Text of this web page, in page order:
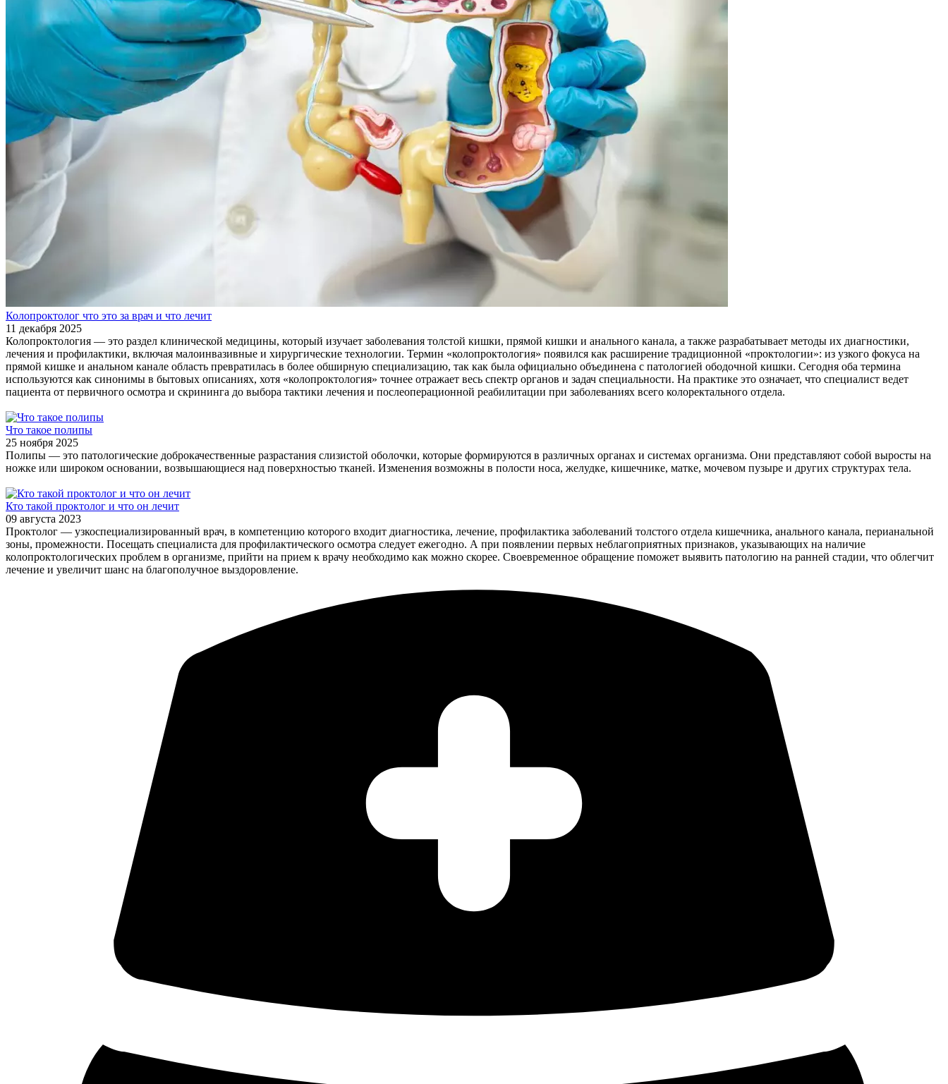
Колопроктолог что это за врач и что лечит
11 декабря 2025
Колопроктология — это раздел клинической медицины, который изучает заболевания толстой кишки, прямой кишки и анального канала, а также разрабатывает методы их диагностики,
лечения и профилактики, включая малоинвазивные и хирургические технологии. Термин «колопроктология» появился как расширение традиционной «проктологии»: из узкого фокуса на
прямой кишке и анальном канале область превратилась в более обширную специализацию, так как была официально объединена с патологией ободочной кишки. Сегодня оба термина
используются как синонимы в бытовых описаниях, хотя «колопроктология» точнее отражает весь спектр органов и задач специальности. На практике это означает, что специалист ведет
пациента от первичного осмотра и скрининга до выбора тактики лечения и послеоперационной реабилитации при заболеваниях всего колоректального отдела.​
Что такое полипы
25 ноября 2025
Полипы — это патологические доброкачественные разрастания слизистой оболочки, которые формируются в различных органах и системах организма. Они представляют собой выросты на
ножке или широком основании, возвышающиеся над поверхностью тканей. Изменения возможны в полости носа, желудке, кишечнике, матке, мочевом пузыре и других структурах тела.
Кто такой проктолог и что он лечит
09 августа 2023
Проктолог — узкоспециализированный врач, в компетенцию которого входит диагностика, лечение, профилактика заболеваний толстого отдела кишечника, анального канала, перианальной
зоны, промежности. Посещать специалиста для профилактического осмотра следует ежегодно. А при появлении первых неблагоприятных признаков, указывающих на наличие
колопроктологических проблем в организме, прийти на прием к врачу необходимо как можно скорее. Своевременное обращение поможет выявить патологию на ранней стадии, что облегчит
лечение и увеличит шанс на благополучное выздоровление.